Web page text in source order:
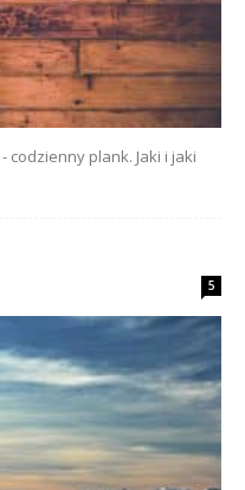
plank. Jaki i jaki
5